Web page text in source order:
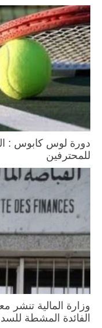
دورة لوس كابوس :
للمحترفين
وزارة المالية تنشر
الفائدة المشطة